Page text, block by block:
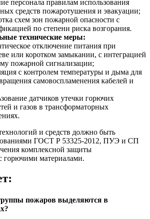
персонала правилам использования
средств пожаротушения и эвакуации;
схем зон пожарной опасности с
по степени риска возгорания.
технические меры:
отключение питания при
или коротком замыкании, с интеграцией
пожарной сигнализации;
с контролем температуры и дыма для
самовоспламенения кабелей и
датчиков утечки горючих
и газов в трансформаторных
и средств должно быть
ГОСТ Р 53325-2012, ПУЭ и СП
комплексной защиты
горючими материалами.
пожаров выделяются в